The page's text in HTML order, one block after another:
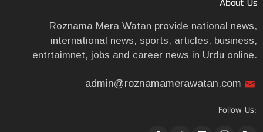
Roznama Mera Watan provide national news,
international news, sports, articles, business,
entrtaimnet, jobs and career news in Urdu online.
admin@roznamamerawatan.com
Follow Us: